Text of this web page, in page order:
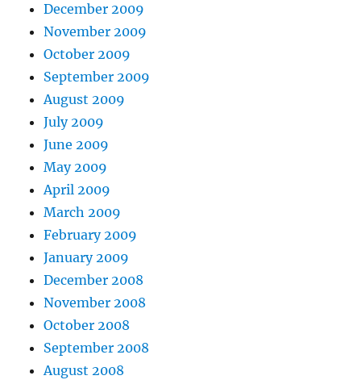
December 2009
November 2009
October 2009
September 2009
August 2009
July 2009
June 2009
May 2009
April 2009
March 2009
February 2009
January 2009
December 2008
November 2008
October 2008
September 2008
August 2008